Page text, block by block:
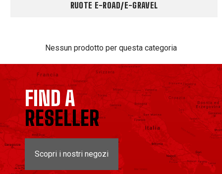
RUOTE E-ROAD/E-GRAVEL
Nessun prodotto per questa categoria
FIND A
RESELLER
Scopri i nostri negozi